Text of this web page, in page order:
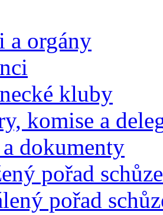
a orgány
kluby
komise a
dokumenty
pořad schůze
pořad